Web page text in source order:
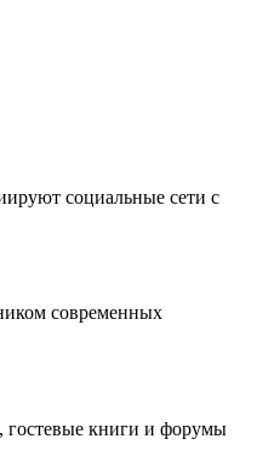
социальные сети с
современных
гостевые книги и форумы